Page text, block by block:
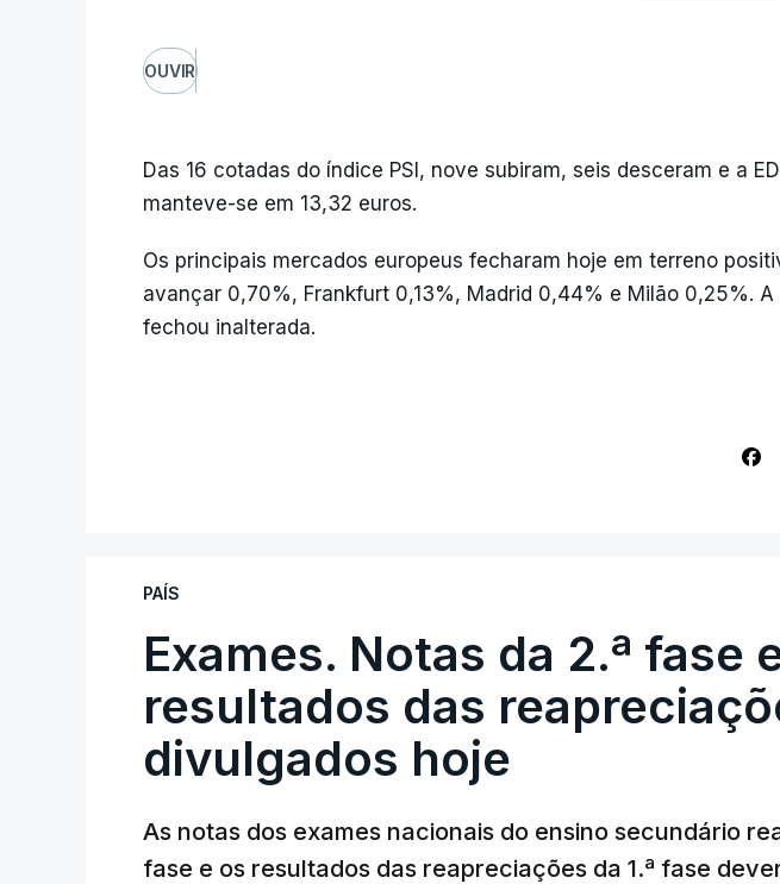
OUVIR
Das 16 cotadas do índice PSI, nove subiram, seis desceram e a
manteve-se em 13,32 euros.
Os principais mercados europeus fecharam hoje em terreno
avançar 0,70%, Frankfurt 0,13%, Madrid 0,44% e Milão 0,25%. A
fechou inalterada.
PAÍS
Exames. Notas da 2.ª fase
resultados das
divulgados hoje
As notas dos exames nacionais do ensino secundário
fase e os resultados das reapreciações da 1.ª fase